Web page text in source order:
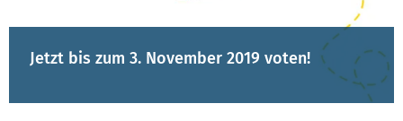
Jetzt bis zum 3. November 2019 voten!